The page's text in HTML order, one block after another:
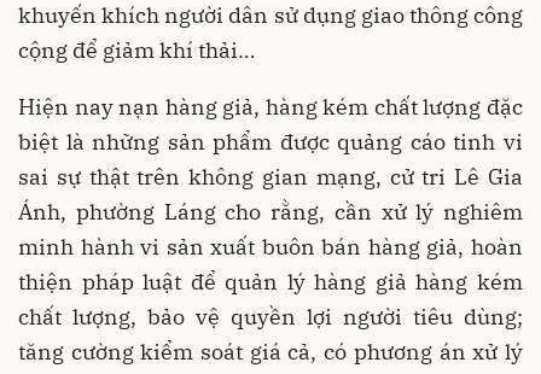
khuyến khích người dân sử dụng giao thông công
cộng để giảm khí thải…
Hiện nay nạn hàng giả, hàng kém chất lượng đặc
biệt là những sản phẩm được quảng cáo tinh vi
sai sự thật trên không gian mạng, cử tri Lê Gia
Ánh, phường Láng cho rằng, cần xử lý nghiêm
minh hành vi sản xuất buôn bán hàng giả, hoàn
thiện pháp luật để quản lý hàng giả hàng kém
chất lượng, bảo vệ quyền lợi người tiêu dùng;
tăng cường kiểm soát giá cả, có phương án xử lý